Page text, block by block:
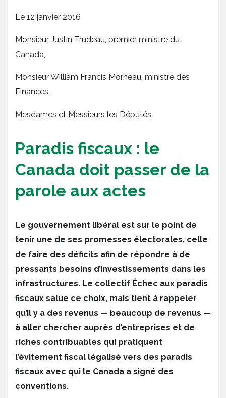
Le 12 janvier 2016
Monsieur Justin Trudeau, premier ministre du
Canada,
Monsieur William Francis Morneau, ministre des
Finances,
Mesdames et Messieurs les Députés,
Paradis fiscaux : le
Canada doit passer de la
parole aux actes
Le gouvernement libéral est sur le point de
tenir une de ses promesses électorales, celle
de faire des déficits afin de répondre à de
pressants besoins d’investissements dans les
infrastructures. Le collectif Échec aux paradis
fiscaux salue ce choix, mais tient à rappeler
qu’il y a des revenus — beaucoup de revenus —
à aller chercher auprès d’entreprises et de
riches contribuables qui pratiquent
l’évitement fiscal légalisé vers des paradis
fiscaux avec qui le Canada a signé des
conventions.